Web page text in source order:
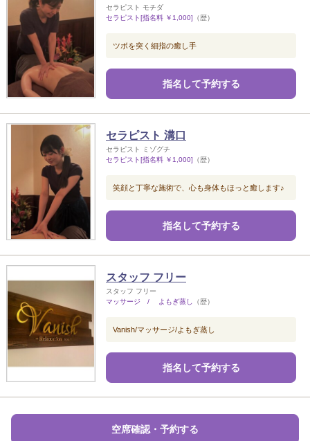
セラピスト モチダ
セラピスト[指名料 ￥1,000] （歴）
ツボを突く細指の癒し手
指名して予約する
セラピスト 溝口
セラピスト ミゾグチ
セラピスト[指名料 ￥1,000] （歴）
笑顔と丁寧な施術で、心も身体もほっと癒します♪
指名して予約する
スタッフ フリー
スタッフ フリー
マッサージ / よもぎ蒸し
（歴）
Vanish/マッサージ/よもぎ蒸し
指名して予約する
空席確認・予約する